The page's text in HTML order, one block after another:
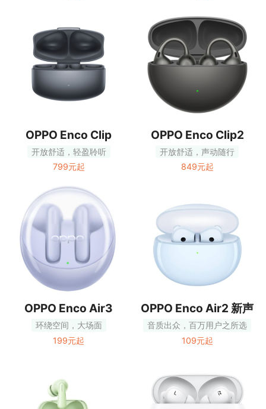
OPPO Enco Clip
开放舒适，轻盈聆听
799元起
OPPO Enco Clip2
开放舒适，声动随行
849元起
OPPO Enco Air3
环绕空间，大场面
199元起
OPPO Enco Air2 新声
版
音质出众，百万用户之所选
109元起